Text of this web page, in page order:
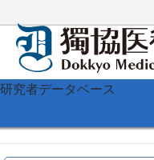
研究者データベース